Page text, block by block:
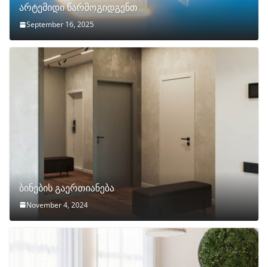
არტემიდი წარმოგიდგენთ
September 16, 2025
ბინების გაერთიანება
November 4, 2024